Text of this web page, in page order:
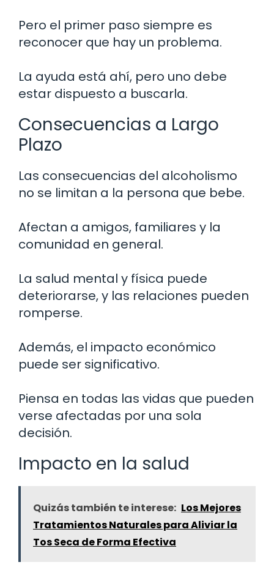
Pero el primer paso siempre es
reconocer que hay un problema.
La ayuda está ahí, pero uno debe
estar dispuesto a buscarla.
Consecuencias a Largo
Plazo
Las consecuencias del alcoholismo
no se limitan a la persona que bebe.
Afectan a amigos, familiares y la
comunidad en general.
La salud mental y física puede
deteriorarse, y las relaciones pueden
romperse.
Además, el impacto económico
puede ser significativo.
Piensa en todas las vidas que pueden
verse afectadas por una sola
decisión.
Impacto en la salud
Quizás también te interese: Los Mejores
Tratamientos Naturales para Aliviar la
Tos Seca de Forma Efectiva